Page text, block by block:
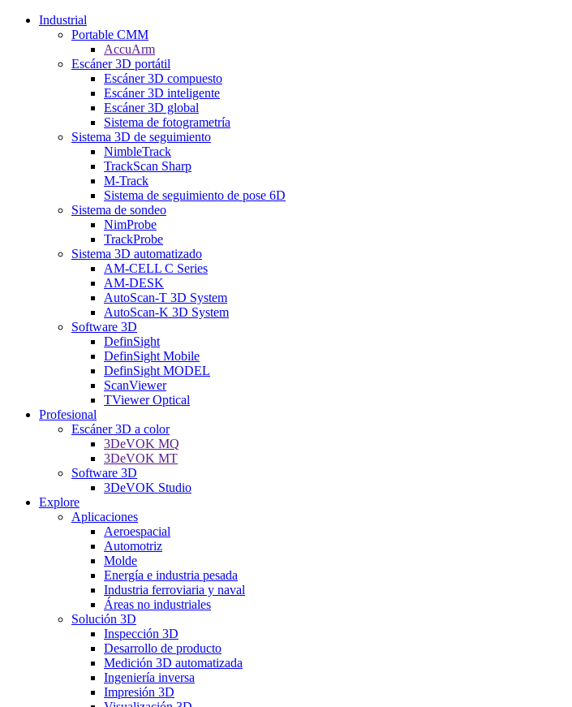
Industrial
Portable CMM
AccuArm
Escáner 3D portátil
Escáner 3D compuesto
Escáner 3D inteligente
Escáner 3D global
Sistema de fotogrametría
Sistema 3D de seguimiento
NimbleTrack
TrackScan Sharp
M-Track
Sistema de seguimiento de pose 6D
Sistema de sondeo
NimProbe
TrackProbe
Sistema 3D automatizado
AM-CELL C Series
AM-DESK
AutoScan-T 3D System
AutoScan-K 3D System
Software 3D
DefinSight
DefinSight Mobile
DefinSight MODEL
ScanViewer
TViewer Optical
Profesional
Escáner 3D a color
3DeVOK MQ
3DeVOK MT
Software 3D
3DeVOK Studio
Explore
Aplicaciones
Aeroespacial
Automotriz
Molde
Energía e industria pesada
Industria ferroviaria y naval
Áreas no industriales
Solución 3D
Inspección 3D
Desarrollo de producto
Medición 3D automatizada
Ingeniería inversa
Impresión 3D